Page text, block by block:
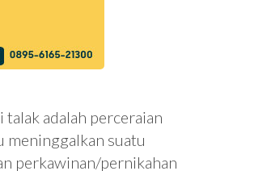
adalah perceraian
meninggalkan suatu
perkawinan/pernikahan